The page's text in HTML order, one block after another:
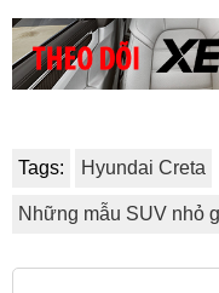
Tags: Hyundai Creta
Những mẫu SUV nhỏ